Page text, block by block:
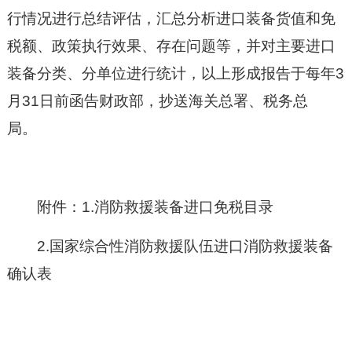
行情况进行总结评估，汇总分析进口装备货值和免
税额、政策执行效果、存在问题等，并对主要进口
装备分类、分单位进行统计，以上形成报告于每年3
月31日前函告财政部，抄送海关总署、税务总
局。
附件：1.消防救援装备进口免税目录
2.国家综合性消防救援队伍进口消防救援装备
确认表